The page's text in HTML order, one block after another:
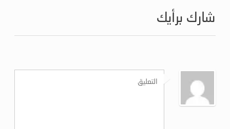
شارك برأيك